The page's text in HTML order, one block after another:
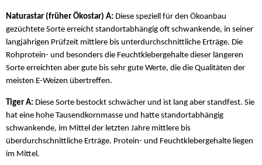
Naturastar (früher Ökostar) A: Diese speziell für den Ökoanbau
gezüchtete Sorte erreicht standortabhängig oft schwankende, in seiner
langjährigen Prüfzeit mittlere bis unterdurchschnittliche Erträge. Die
Rohprotein- und besonders die Feuchtklebergehalte dieser längeren
Sorte erreichten aber gute bis sehr gute Werte, die die Qualitäten der
meisten E-Weizen übertreffen.
Tiger A: Diese Sorte bestockt schwächer und ist lang aber standfest. Sie
hat eine hohe Tausendkornmasse und hatte standortabhängig
schwankende, im Mittel der letzten Jahre mittlere bis
überdurchschnittliche Erträge. Protein- und Feuchtklebergehalte liegen
im Mittel.